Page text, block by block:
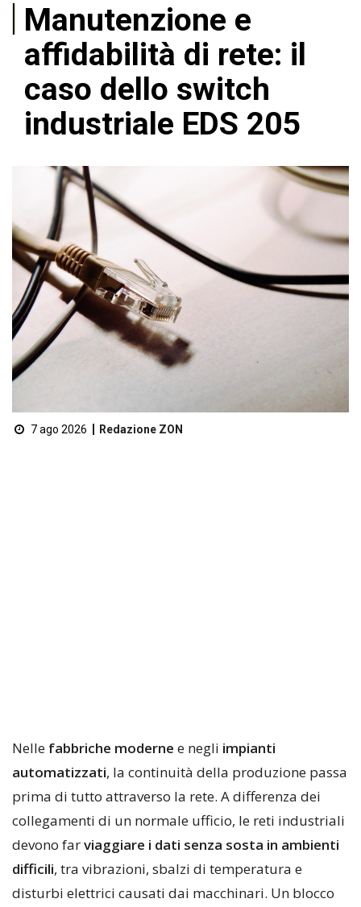
Manutenzione e
affidabilità di rete: il
caso dello switch
industriale EDS 205
7 ago 2026 Redazione ZON
Nelle fabbriche moderne e negli impianti
automatizzati, la continuità della produzione passa
prima di tutto attraverso la rete. A differenza dei
collegamenti di un normale ufficio, le reti industriali
devono farviaggiare i dati senza sosta in ambienti
difficili, tra vibrazioni, sbalzi di temperatura e
disturbi elettrici causati dai macchinari. Un blocco